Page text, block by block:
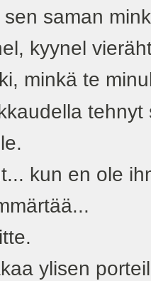
saman
kyynel
minkä te
tehnyt
kun en ole
ylisen